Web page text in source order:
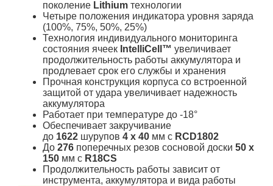
поколение Lithium технологии
Четыре положения индикатора уровня заряда
(100%, 75%, 50%, 25%)
Технология индивидуального мониторинга
состояния ячеек IntelliCell™ увеличивает
продолжительность работы аккумулятора и
продлевает срок его службы и хранения
Прочная конструкция корпуса со встроенной
защитой от удара увеличивает надежность
аккумулятора
Работает при температуре до -18°
Обеспечивает закручивание
до 1622 шурупов 4 х 40 мм с RCD1802
До 276 поперечных резов сосновой доски 50 х
150 мм с R18CS
Продолжительность работы зависит от
инструмента, аккумулятора и вида работы